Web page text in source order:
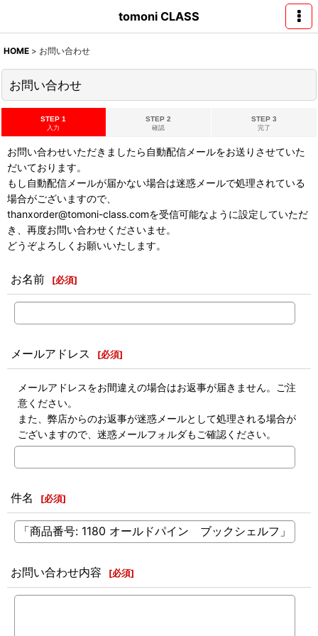
tomoni CLASS
HOME > お問い合わせ
お問い合わせ
STEP 1
入力
STEP 2
確認
STEP 3
完了
お問い合わせいただきましたら自動配信メールをお送りさせていた
だいております。
もし自動配信メールが届かない場合は迷惑メールで処理されている
場合がございますので、
thanxorder@tomoni-class.comを受信可能なように設定していただ
き、再度お問い合わせくださいませ。
どうぞよろしくお願いいたします。
お名前 [必須]
メールアドレス [必須]
メールアドレスをお間違えの場合はお返事が届きません。ご注
意ください。
また、弊店からのお返事が迷惑メールとして処理される場合が
ございますので、迷惑メールフォルダもご確認ください。
件名 [必須]
お問い合わせ内容 [必須]